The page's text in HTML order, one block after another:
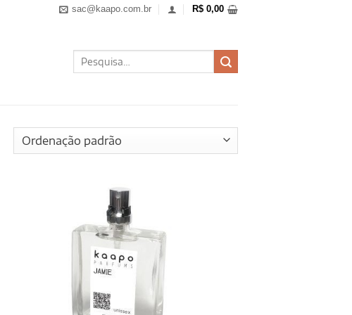
sac@kaapo.com.br R$ 0,00
Pesquisar
por: